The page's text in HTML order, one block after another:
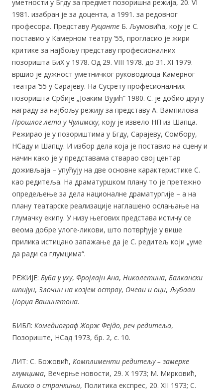
уметности у Бгду за предмет позоришна режија, 20. VI
1981. изабран је за доцента, а 1991. за редовног
професора. Представу Руцанте Б. Љумовића, коју је С.
поставио у Камерном театру ’55, прогласио је жири
критике за најбољу представу професионалних
позоришта БиХ у 1978. Од 29. VIII 1978. до 31. XI 1979.
вршио је дужност уметничког руководиоца Камерног
театра ’55 у Сарајеву. На Сусрету професионалних
позоришта Србије „Јоаким Вујић“ 1980. С. је добио другу
награду за најбољу режију за представу А. Вампилова
Прошлог лета у Чулимску, коју је извело НП из Шапца.
Режирао је у позориштима у Бгду, Сарајеву, Сомбору,
НСаду и Шапцу. И избор дела која је поставио на сцену и
начин како је у представама стварао свој центар
доживљаја – упућују на две основне карактеристике С.
као редитеља. На драматуршком плану то је претежно
опредељење за дела националне драматургије – а на
плану театарске реализације наглашено ослањање на
глумачку екипу. У низу његових представа истичу се
веома добре улоге-ликови, што потврђује у више
прилика истицано запажање да је С. редитељ који „уме
да ради са глумцима“.
РЕЖИЈЕ: Буба у уху, Фројлајн Ана, Николетина, Балкански
шпијун, Злочин на козјем острву, Очеви и оци,Љубави
Џорџа Вашингтона.
БИБЛ: Комедиограф Жорж Фејдо, реч редитеља,
Позориште, НСад 1973, бр. 2, с. 10.
ЛИТ: С. Божовић, Комплименти редитељу – замерке
глумцима, Вечерње новости, 29. X 1973; М. Мирковић,
Блиско о странкињи, Политика експрес, 20. XII 1973; С.